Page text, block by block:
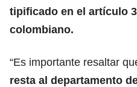
tipificado en el artículo
colombiano.
“Es importante resaltar
resta al departamento